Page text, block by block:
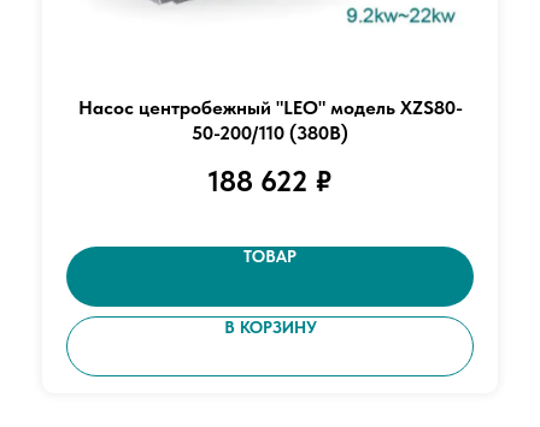
Насос центробежный "LEO" модель XZS80-
50-200/110 (380В)
188 622 ₽
ТОВАР
В КОРЗИНУ